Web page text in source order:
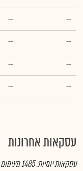
--
--
--
--
--
--
--
--
עסקאות אחרונות
עסקאות יומיות:1485